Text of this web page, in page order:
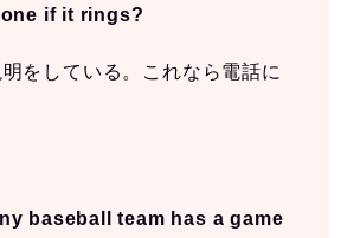
if it rings?
をしている。これなら電話に
baseball team has a game